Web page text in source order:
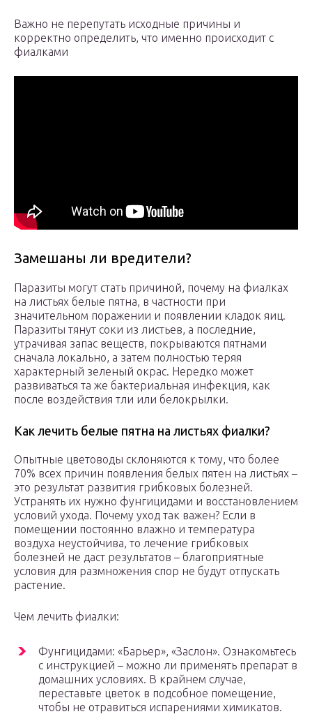
Важно не перепутать исходные причины и
корректно определить, что именно происходит с
фиалками
Замешаны ли вредители?
Паразиты могут стать причиной, почему на фиалках
на листьях белые пятна, в частности при
значительном поражении и появлении кладок яиц.
Паразиты тянут соки из листьев, а последние,
утрачивая запас веществ, покрываются пятнами
сначала локально, а затем полностью теряя
характерный зеленый окрас. Нередко может
развиваться та же бактериальная инфекция, как
после воздействия тли или белокрылки.
Как лечить белые пятна на листьях фиалки?
Опытные цветоводы склоняются к тому, что более
70% всех причин появления белых пятен на листьях –
это результат развития грибковых болезней.
Устранять их нужно фунгицидами и восстановлением
условий ухода. Почему уход так важен? Если в
помещении постоянно влажно и температура
воздуха неустойчива, то лечение грибковых
болезней не даст результатов – благоприятные
условия для размножения спор не будут отпускать
растение.
Чем лечить фиалки:
Фунгицидами: «Барьер», «Заслон». Ознакомьтесь
с инструкцией – можно ли применять препарат в
домашних условиях. В крайнем случае,
переставьте цветок в подсобное помещение,
чтобы не отравиться испарениями химикатов.